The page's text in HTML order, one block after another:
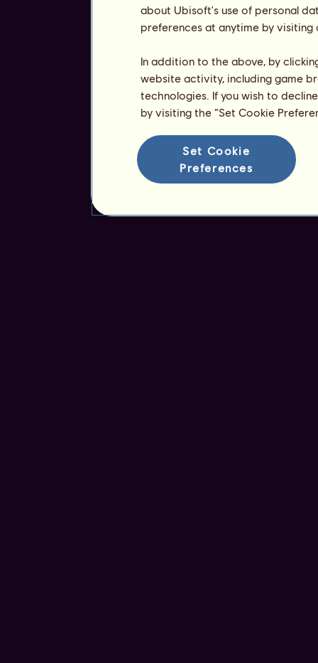
about Ubisoft's use of personal
preferences at anytime by
In addition to the above, by
website activity, including game
technologies. If you wish to
by visiting the “Set Cookie
Set Cookie
Preferences